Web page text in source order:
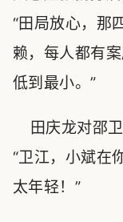
“田局放心，那
赖，每人都有
低到最小。”
田庆龙对邵卫
“卫江，小斌在
太年轻！”